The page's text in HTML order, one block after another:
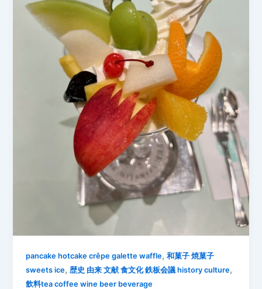
pancake hotcake crêpe galette waffle,和菓子 焼菓子
sweets ice,歴史 由来 文献 食文化 鉄板会議 history culture,
飲料tea coffee wine beer beverage